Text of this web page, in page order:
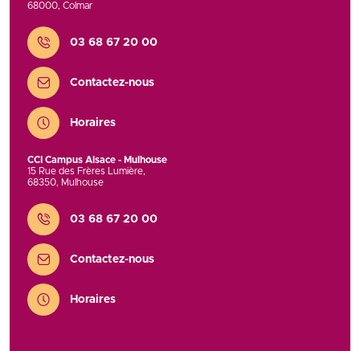
68000, Colmar
Contact
03 68 67 20 00
Contactez-nous
Horaires
CCI Campus Alsace - Mulhouse
15 Rue des Frères Lumière,
68350, Mulhouse
Contact
03 68 67 20 00
Contactez-nous
Horaires